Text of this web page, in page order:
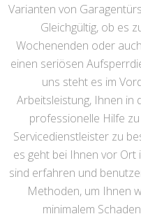
Varianten von
Gleichgültig, ob es
Wochenenden oder
einen seriösen
uns steht es im
Arbeitsleistung, Ihnen in
professionelle Hilfe
Servicedienstleister zu
es geht bei Ihnen vor
sind erfahren und
Methoden, um Ihnen
minimalem